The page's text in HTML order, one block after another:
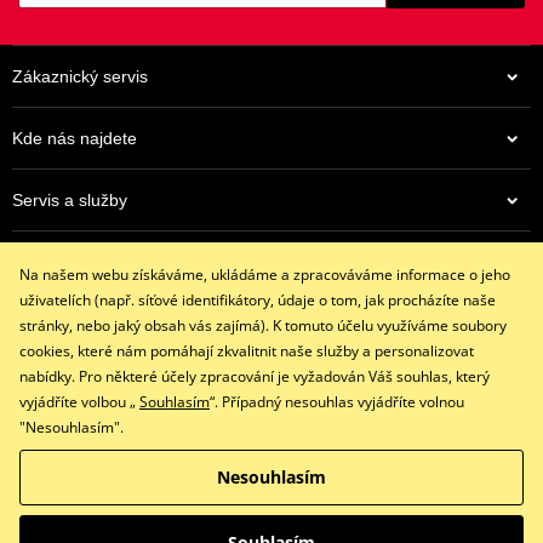
962 Kč
Na centrálním skladu v ČR
Zákaznický servis
Kde nás najdete
Servis a služby
+420 602 341 855
restaracing@email.cz
9:00 - 16:00 hod.
Facebook
Copyright © 2026 www.restaracing.cz
Všechna práva vyhrazena
Na našem webu získáváme, ukládáme a zpracováváme informace o jeho
uživatelích (např. síťové identifikátory, údaje o tom, jak procházíte naše
stránky, nebo jaký obsah vás zajímá). K tomuto účelu využíváme soubory
cookies, které nám pomáhají zkvalitnit naše služby a personalizovat
nabídky. Pro některé účely zpracování je vyžadován Váš souhlas, který
vyjádříte volbou „Souhlasím“. Případný nesouhlas vyjádříte volnou
"Nesouhlasím".
Nesouhlasím